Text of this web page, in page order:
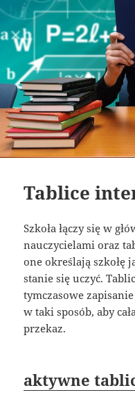
Tablice
Szkoła łączy się w
nauczycielami oraz
one określają szkołę
stanie się uczyć.
tymczasowe
w taki sposób, aby
przekaz.
aktywne